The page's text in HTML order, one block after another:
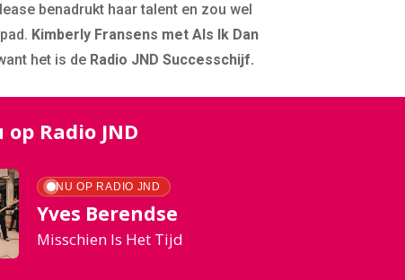
benadrukt haar talent en zou wel
Kimberly Fransens met Als Ik Dan
het is de Radio JND Successchijf.
op Radio JND
NU OP RADIO JND
Yves Berendse
Misschien Is Het Tijd